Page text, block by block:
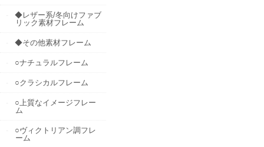
◆レザー系/冬向けファブ
リック素材フレーム
◆その他素材フレーム
○ナチュラルフレーム
○クラシカルフレーム
○上質なイメージフレー
ム
○ヴィクトリアン調フレ
ーム